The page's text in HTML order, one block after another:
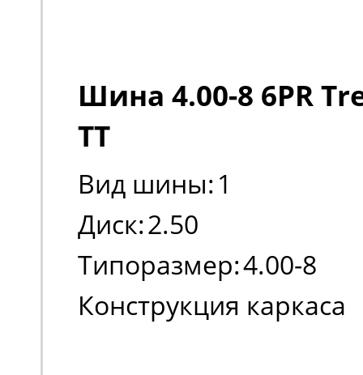
Шина 4.00-8 6PR
TT
Вид шины: 1
Диск:2.50
Типоразмер:4.00-8
Конструкция каркаса